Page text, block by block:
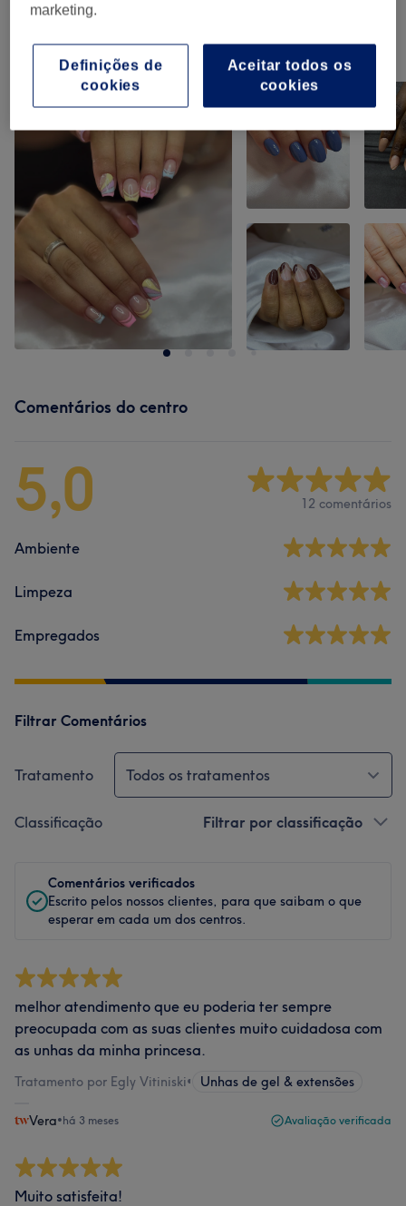
O nosso Trabalho
Clica na imagem para ver mais detalhes
Comentários do centro
5,0 12 comentários
Ambiente
Limpeza
Empregados
Filtrar Comentários
Tratamento Todos os tratamentos
Classificação Filtrar por classificação
Comentários verificados
Escrito pelos nossos clientes, para que saibam o que
esperar em cada um dos centros.
melhor atendimento que eu poderia ter sempre
preocupada com as suas clientes muito cuidadosa com
as unhas da minha princesa.
Tratamento por Egly Vitiniski• Unhas de gel & extensões
Vera•há 3 meses Avaliação verificada
Muito satisfeita!
marketing.
Aceitar todos os
cookies
Definições de
cookies